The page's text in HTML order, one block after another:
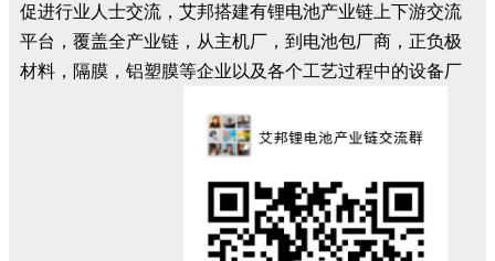
促进行业人士交流，艾邦搭建有锂电池产业链上下游交流
平台，覆盖全产业链，从主机厂，到电池包厂商，正负极
材料，隔膜，铝塑膜等企业以及各个工艺过程中的设备厂